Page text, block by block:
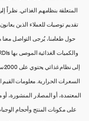
المتعلقة بنظامهم الغذائي. نظراً
تقديم توصيات للعملاء الذين
السعرات الحرارية. معلومات القيم
المعتمدة، أو المصادر المنشورة،
على مكونات المنتج وأحجام